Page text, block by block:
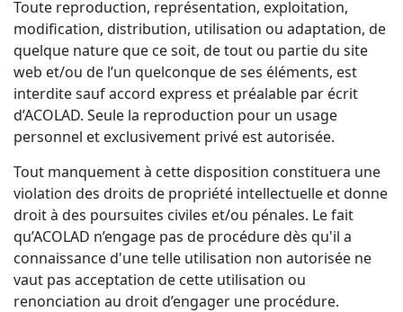
Toute reproduction, représentation, exploitation,
modification, distribution, utilisation ou adaptation, de
quelque nature que ce soit, de tout ou partie du site
web et/ou de l’un quelconque de ses éléments, est
interdite sauf accord express et préalable par écrit
d’ACOLAD. Seule la reproduction pour un usage
personnel et exclusivement privé est autorisée.
Tout manquement à cette disposition constituera une
violation des droits de propriété intellectuelle et donne
droit à des poursuites civiles et/ou pénales. Le fait
qu’ACOLAD n’engage pas de procédure dès qu'il a
connaissance d'une telle utilisation non autorisée ne
vaut pas acceptation de cette utilisation ou
renonciation au droit d’engager une procédure.